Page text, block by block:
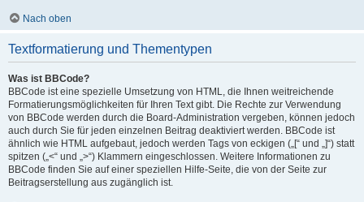
Nach oben
Textformatierung und Thementypen
Was ist BBCode?
BBCode ist eine spezielle Umsetzung von HTML, die Ihnen weitreichende
Formatierungsmöglichkeiten für Ihren Text gibt. Die Rechte zur Verwendung
von BBCode werden durch die Board-Administration vergeben, können jedoch
auch durch Sie für jeden einzelnen Beitrag deaktiviert werden. BBCode ist
ähnlich wie HTML aufgebaut, jedoch werden Tags von eckigen („[“ und „]“) statt
spitzen („<“ und „>“) Klammern eingeschlossen. Weitere Informationen zu
BBCode finden Sie auf einer speziellen Hilfe-Seite, die von der Seite zur
Beitragserstellung aus zugänglich ist.